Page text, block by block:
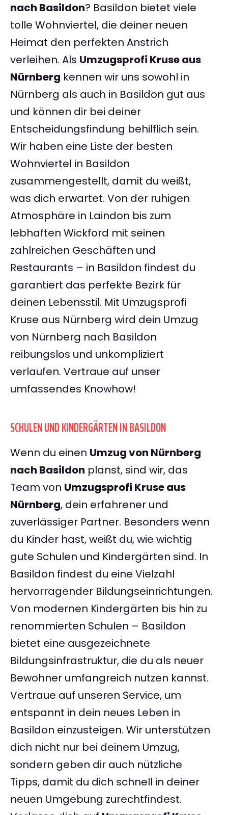
nach Basildon? Basildon bietet viele
tolle Wohnviertel, die deiner neuen
Heimat den perfekten Anstrich
verleihen. Als Umzugsprofi Kruse aus
Nürnberg kennen wir uns sowohl in
Nürnberg als auch in Basildon gut aus
und können dir bei deiner
Entscheidungsfindung behilflich sein.
Wir haben eine Liste der besten
Wohnviertel in Basildon
zusammengestellt, damit du weißt,
was dich erwartet. Von der ruhigen
Atmosphäre in Laindon bis zum
lebhaften Wickford mit seinen
zahlreichen Geschäften und
Restaurants – in Basildon findest du
garantiert das perfekte Bezirk für
deinen Lebensstil. Mit Umzugsprofi
Kruse aus Nürnberg wird dein Umzug
von Nürnberg nach Basildon
reibungslos und unkompliziert
verlaufen. Vertraue auf unser
umfassendes Knowhow!
SCHULEN UND KINDERGÄRTEN IN BASILDON
Wenn du einen Umzug von Nürnberg
nach Basildon planst, sind wir, das
Team von Umzugsprofi Kruse aus
Nürnberg, dein erfahrener und
zuverlässiger Partner. Besonders wenn
du Kinder hast, weißt du, wie wichtig
gute Schulen und Kindergärten sind. In
Basildon findest du eine Vielzahl
hervorragender Bildungseinrichtungen.
Von modernen Kindergärten bis hin zu
renommierten Schulen – Basildon
bietet eine ausgezeichnete
Bildungsinfrastruktur, die du als neuer
Bewohner umfangreich nutzen kannst.
Vertraue auf unseren Service, um
entspannt in dein neues Leben in
Basildon einzusteigen. Wir unterstützen
dich nicht nur bei deinem Umzug,
sondern geben dir auch nützliche
Tipps, damit du dich schnell in deiner
neuen Umgebung zurechtfindest.